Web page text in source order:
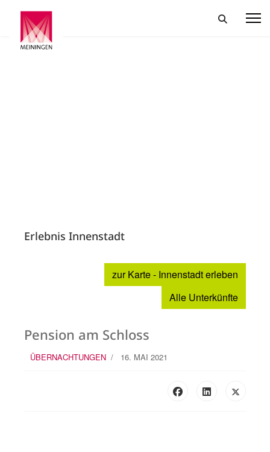
Erlebnis Innenstadt
zur Karte - Innenstadt erleben
Alle Unterkünfte
Pension am Schloss
ÜBERNACHTUNGEN 16. MAI 2021